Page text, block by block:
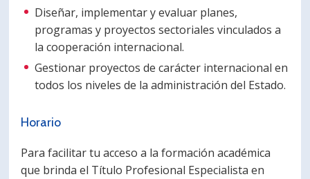
Diseñar, implementar y evaluar planes,
programas y proyectos sectoriales vinculados a
la cooperación internacional.
Gestionar proyectos de carácter internacional en
todos los niveles de la administración del Estado.
Horario
Para facilitar tu acceso a la formación académica
que brinda el Título Profesional Especialista en